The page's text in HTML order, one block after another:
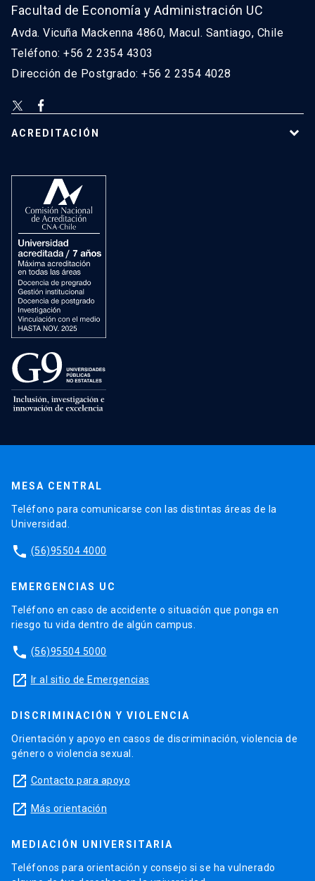
Facultad de Economía y Administración UC
Avda. Vicuña Mackenna 4860, Macul. Santiago, Chile
Teléfono: +56 2 2354 4303
Dirección de Postgrado: +56 2 2354 4028
ACREDITACIÓN
MESA CENTRAL
Teléfono para comunicarse con las distintas áreas de la
Universidad.
phone (56)95504 4000
EMERGENCIAS UC
Teléfono en caso de accidente o situación que ponga en
riesgo tu vida dentro de algún campus.
phone (56)95504 5000
launch Ir al sitio de Emergencias
DISCRIMINACIÓN Y VIOLENCIA
Orientación y apoyo en casos de discriminación, violencia de
género o violencia sexual.
launch Contacto para apoyo
launch Más orientación
MEDIACIÓN UNIVERSITARIA
Teléfonos para orientación y consejo si se ha vulnerado